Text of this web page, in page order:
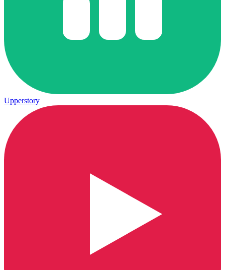
Upperstory